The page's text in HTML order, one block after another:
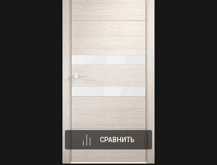
СРАВНИТЬ